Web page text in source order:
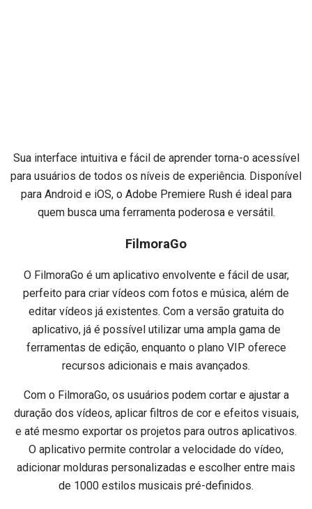
Sua interface intuitiva e fácil de aprender torna-o acessível
para usuários de todos os níveis de experiência. Disponível
para Android e iOS, o Adobe Premiere Rush é ideal para
quem busca uma ferramenta poderosa e versátil.
FilmoraGo
O FilmoraGo é um aplicativo envolvente e fácil de usar,
perfeito para criar vídeos com fotos e música, além de
editar vídeos já existentes. Com a versão gratuita do
aplicativo, já é possível utilizar uma ampla gama de
ferramentas de edição, enquanto o plano VIP oferece
recursos adicionais e mais avançados.
Com o FilmoraGo, os usuários podem cortar e ajustar a
duração dos vídeos, aplicar filtros de cor e efeitos visuais,
e até mesmo exportar os projetos para outros aplicativos.
O aplicativo permite controlar a velocidade do vídeo,
adicionar molduras personalizadas e escolher entre mais
de 1000 estilos musicais pré-definidos.